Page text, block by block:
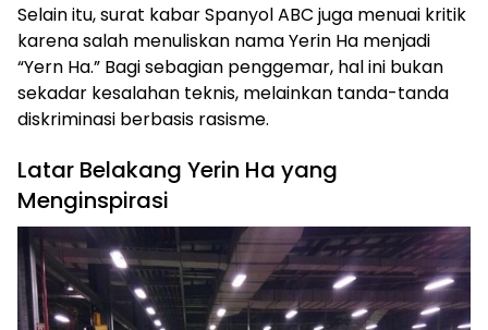
Selain itu, surat kabar Spanyol ABC juga menuai kritik
karena salah menuliskan nama Yerin Ha menjadi
“Yern Ha.” Bagi sebagian penggemar, hal ini bukan
sekadar kesalahan teknis, melainkan tanda-tanda
diskriminasi berbasis rasisme.
Latar Belakang Yerin Ha yang
Menginspirasi